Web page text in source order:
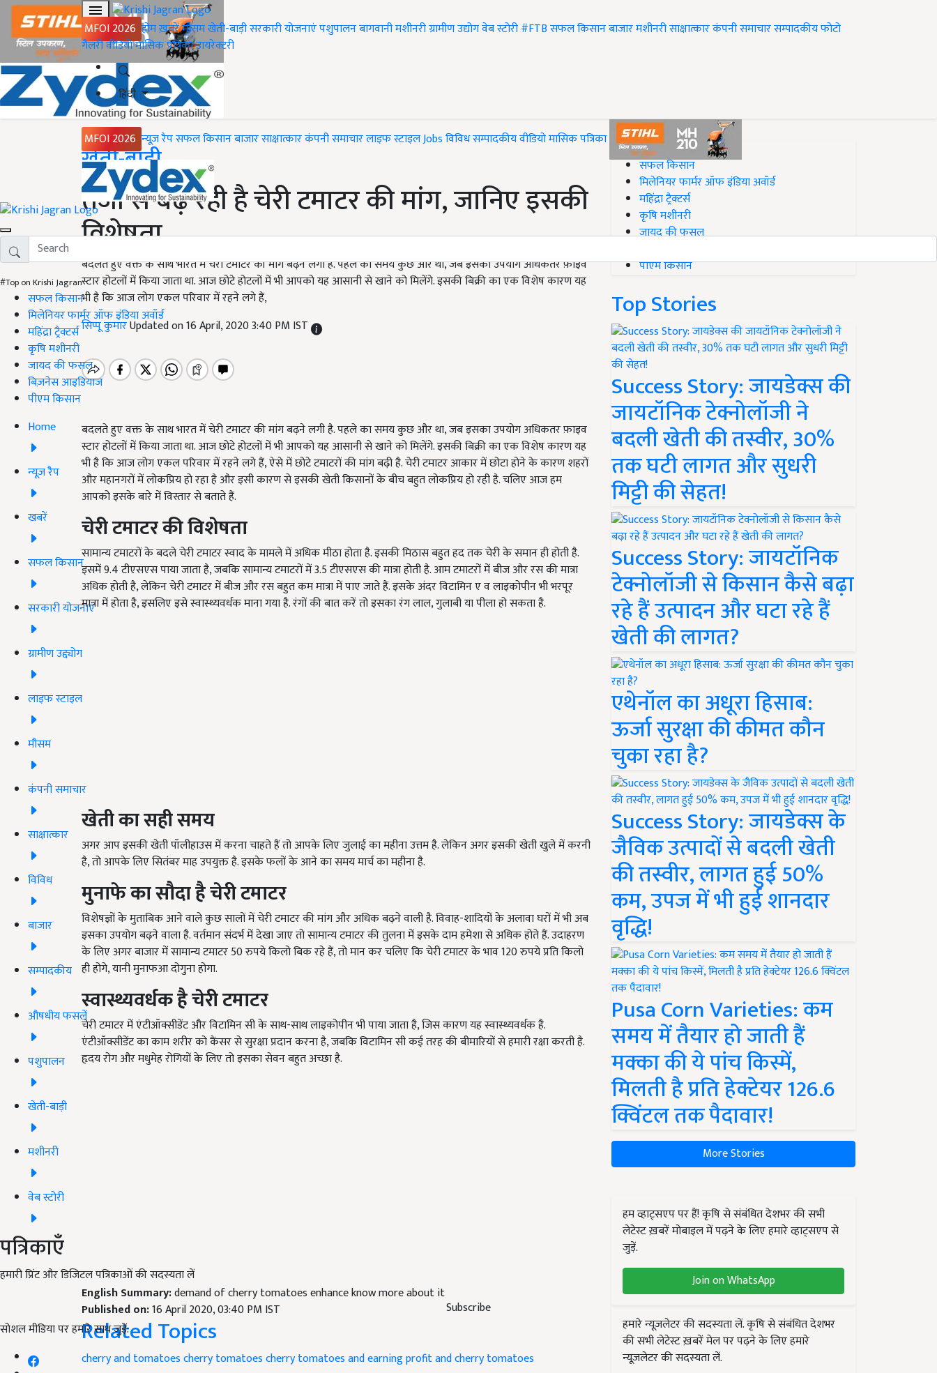
MFOI 2026 होमख़बरेंमौसमखेती-बाड़ीसरकारी योजनाएंपशुपालनबागवानीमशीनरीग्रामीण उद्योगवेब स्टोरी#FTBसफल किसानबाजारमशीनरीसाक्षात्कारकंपनी समाचारसम्पादकीयफोटो
गैलरीवीडियोमासिक पत्रिकाडायरेक्टरी
हिंदी
MFOI 2026 न्यूज़ रैपसफल किसानबाजारसाक्षात्कारकंपनी समाचारलाइफ स्टाइलJobsविविधसम्पादकीयवीडियोमासिक पत्रिका
#Top on Krishi Jagran
सफल किसान
मिलेनियर फार्मर ऑफ इंडिया अवॉर्ड
महिंद्रा ट्रैक्टर्स
कृषि मशीनरी
जायद की फसल
बिज़नेस आइडियाज
पीएम किसान
Home
न्यूज़ रैप
खबरें
सफल किसान
सरकारी योजनाएं
ग्रामीण उद्द्योग
लाइफ स्टाइल
मौसम
कंपनी समाचार
साक्षात्कार
विविध
बाजार
सम्पादकीय
औषधीय फसलें
पशुपालन
खेती-बाड़ी
मशीनरी
वेब स्टोरी
पत्रिकाएँ
हमारी प्रिंट और डिजिटल पत्रिकाओं की सदस्यता लें
Subscribe
सोशल मीडिया पर हमारे साथ जुड़ें:
Home
खेती-बाड़ी
तेजी से बढ़ रही है चेरी टमाटर की मांग, जानिए इसकी
विशेषता
बदलते हुए वक्त के साथ भारत में चेरी टमाटर की मांग बढ़ने लगी है. पहले का समय कुछ और था, जब इसका उपयोग अधिकतर फ़ाइव
स्टार होटलों में किया जाता था. आज छोटे होटलों में भी आपको यह आसानी से खाने को मिलेंगे. इसकी बिक्री का एक विशेष कारण यह
भी है कि आज लोग एकल परिवार में रहने लगे हैं,
सिप्पू कुमारUpdated on 16 April, 2020 3:40 PM IST
बदलते हुए वक्त के साथ भारत में चेरी टमाटर की मांग बढ़ने लगी है. पहले का समय कुछ और था, जब इसका उपयोग अधिकतर फ़ाइव
स्टार होटलों में किया जाता था. आज छोटे होटलों में भी आपको यह आसानी से खाने को मिलेंगे. इसकी बिक्री का एक विशेष कारण यह
भी है कि आज लोग एकल परिवार में रहने लगे हैं, ऐसे में छोटे टमाटरों की मांग बढ़ी है. चेरी टमाटर आकार में छोटा होने के कारण शहरों
और महानगरों में लोकप्रिय हो रहा है और इसी कारण से इसकी खेती किसानों के बीच बहुत लोकप्रिय हो रही है. चलिए आज हम
आपको इसके बारे में विस्तार से बताते हैं.
चेरी टमाटर की विशेषता
सामान्य टमाटरों के बदले चेरी टमाटर स्वाद के मामले में अधिक मीठा होता है. इसकी मिठास बहुत हद तक चेरी के समान ही होती है.
इसमें 9.4 टीएसएस पाया जाता है, जबकि सामान्य टमाटरों में 3.5 टीएसएस की मात्रा होती है. आम टमाटरों में बीज और रस की मात्रा
अधिक होती है, लेकिन चेरी टमाटर में बीज और रस बहुत कम मात्रा में पाए जाते हैं. इसके अंदर विटामिन ए व लाइकोपीन भी भरपूर
मात्रा में होता है, इसलिए इसे स्वास्थ्यवर्धक माना गया है. रंगों की बात करें तो इसका रंग लाल, गुलाबी या पीला हो सकता है.
खेती का सही समय
अगर आप इसकी खेती पॉलीहाउस में करना चाहते हैं तो आपके लिए जुलाई का महीना उत्तम है. लेकिन अगर इसकी खेती खुले में करनी
है, तो आपके लिए सितंबर माह उपयुक्त है. इसके फलों के आने का समय मार्च का महीना है.
मुनाफे का सौदा है चेरी टमाटर
विशेषज्ञों के मुताबिक आने वाले कुछ सालों में चेरी टमाटर की मांग और अधिक बढ़ने वाली है. विवाह-शादियों के अलावा घरों में भी अब
इसका उपयोग बढ़ने वाला है. वर्तमान संदर्भ में देखा जाए तो सामान्य टमाटर की तुलना में इसके दाम हमेशा से अधिक होते हैं. उदाहरण
के लिए अगर बाजार में सामान्य टमाटर 50 रुपये किलो बिक रहे हैं, तो मान कर चलिए कि चेरी टमाटर के भाव 120 रुपये प्रति किलो
ही होगे, यानी मुनाफआ दोगुना होगा.
स्वास्थ्यवर्धक है चेरी टमाटर
चेरी टमाटर में एंटीऑक्सीडेंट और विटामिन सी के साथ-साथ लाइकोपीन भी पाया जाता है, जिस कारण यह स्वास्थ्यवर्धक है.
एंटीऑक्सीडेंट का काम शरीर को कैंसर से सुरक्षा प्रदान करना है, जबकि विटामिन सी कई तरह की बीमारियों से हमारी रक्षा करती है.
हृदय रोग और मधुमेह रोगियों के लिए तो इसका सेवन बहुत अच्छा है.
English Summary:demand of cherry tomatoes enhance know more about it
Published on:16 April 2020, 03:40 PM IST
Related Topics
cherry and tomatoescherry tomatoescherry tomatoes and earningprofit and cherry tomatoes
#Top on Krishi Jagran
सफल किसान
मिलेनियर फार्मर ऑफ इंडिया अवॉर्ड
महिंद्रा ट्रैक्टर्स
कृषि मशीनरी
जायद की फसल
पीएम किसान
Top Stories
Success Story: जायडेक्स की
जायटॉनिक टेक्नोलॉजी ने
बदली खेती की तस्वीर, 30%
तक घटी लागत और सुधरी
मिट्टी की सेहत!
Success Story: जायटॉनिक
टेक्नोलॉजी से किसान कैसे बढ़ा
रहे हैं उत्पादन और घटा रहे हैं
खेती की लागत?
एथेनॉल का अधूरा हिसाब:
ऊर्जा सुरक्षा की कीमत कौन
चुका रहा है?
Success Story: जायडेक्स के
जैविक उत्पादों से बदली खेती
की तस्वीर, लागत हुई 50%
कम, उपज में भी हुई शानदार
वृद्धि!
Pusa Corn Varieties: कम
समय में तैयार हो जाती हैं
मक्का की ये पांच किस्में,
मिलती है प्रति हेक्टेयर 126.6
क्विंटल तक पैदावार!
More Stories
हम व्हाट्सएप पर हैं! कृषि से संबंधित देशभर की सभी
लेटेस्ट ख़बरें मोबाइल में पढ़ने के लिए हमारे व्हाट्सएप से
जुड़ें.
Join on WhatsApp
हमारे न्यूज़लेटर की सदस्यता लें. कृषि से संबंधित देशभर
की सभी लेटेस्ट ख़बरें मेल पर पढ़ने के लिए हमारे
न्यूज़लेटर की सदस्यता लें.